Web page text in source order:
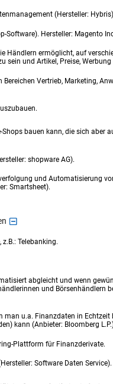
(Hersteller:
Software). Hersteller: Magento
Händlern ermöglicht, auf
sein und Artikel, Preise, Werbung
Vertrieb, Marketing,
bauen kann, die sich aber
shopware AG).
und Automatisierung
Smartsheet).
Telebanking.
abgleicht und wenn
und Börsenhändlern
man u.a. Finanzdaten in
kann (Anbieter: Bloomberg
Plattform für Finanzderivate.
Software Daten Service).